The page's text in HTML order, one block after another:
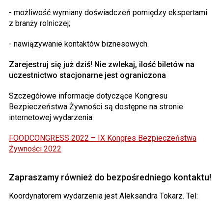
- możliwość wymiany doświadczeń pomiędzy ekspertami
z branży rolniczej;
- nawiązywanie kontaktów biznesowych.
Zarejestruj się już dziś! Nie zwlekaj, ilość biletów na
uczestnictwo stacjonarne jest ograniczona
Szczegółowe informacje dotyczące Kongresu
Bezpieczeństwa Żywności są dostępne na stronie
internetowej wydarzenia:
FOODCONGRESS 2022 – IX Kongres Bezpieczeństwa
Żywności 2022
Zapraszamy również do bezpośredniego kontaktu!
Koordynatorem wydarzenia jest Aleksandra Tokarz. Tel: